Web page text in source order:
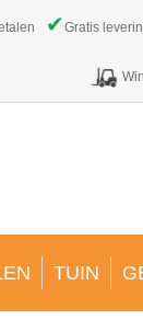
✔Gratis
TUIN